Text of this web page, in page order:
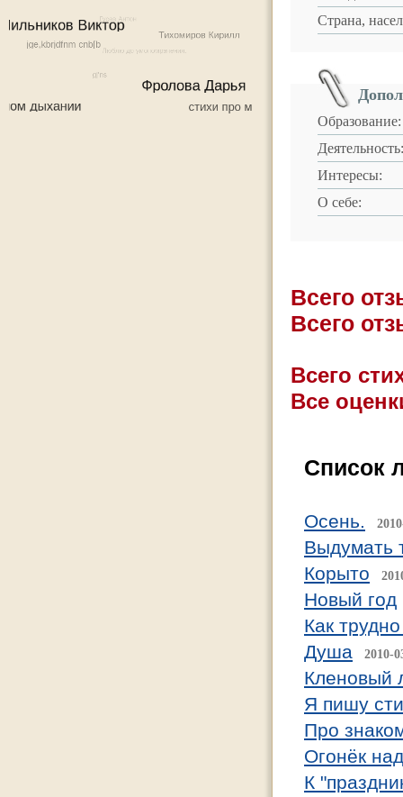
Страна,
Образование:
Деятельность:
Интересы:
О себе:
Всего
Всего
Всего
Все
Список
Осень.
Выдумать
Корыто
Новый год
Как
Душа
2010-
Кленовый
Я пишу
Про
Огонёк
К